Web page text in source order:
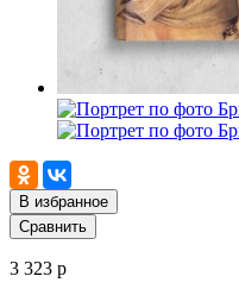
В избранное
Сравнить
3 323 р